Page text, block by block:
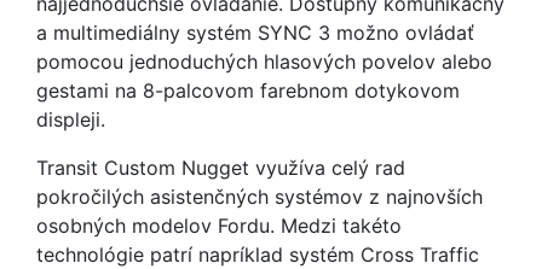
a multimediálny systém SYNC 3 možno ovládať
pomocou jednoduchých hlasových povelov alebo
gestami na 8-palcovom farebnom dotykovom
displeji.
Transit Custom Nugget využíva celý rad
pokročilých asistenčných systémov z najnovších
osobných modelov Fordu. Medzi takéto
technológie patrí napríklad systém Cross Traffic